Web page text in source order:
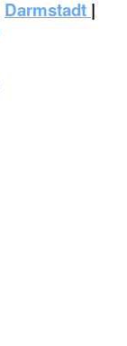
Darmstadt |